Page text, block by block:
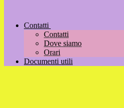
Contatti
Contatti
Dove siamo
Orari
Documenti utili